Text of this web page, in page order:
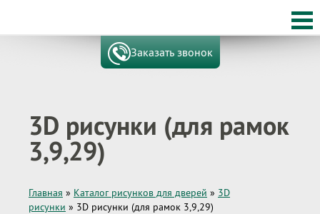
Заказать звонок
3D рисунки (для рамок
3,9,29)
Главная » Каталог рисунков для дверей » 3D
рисунки » 3D рисунки (для рамок 3,9,29)